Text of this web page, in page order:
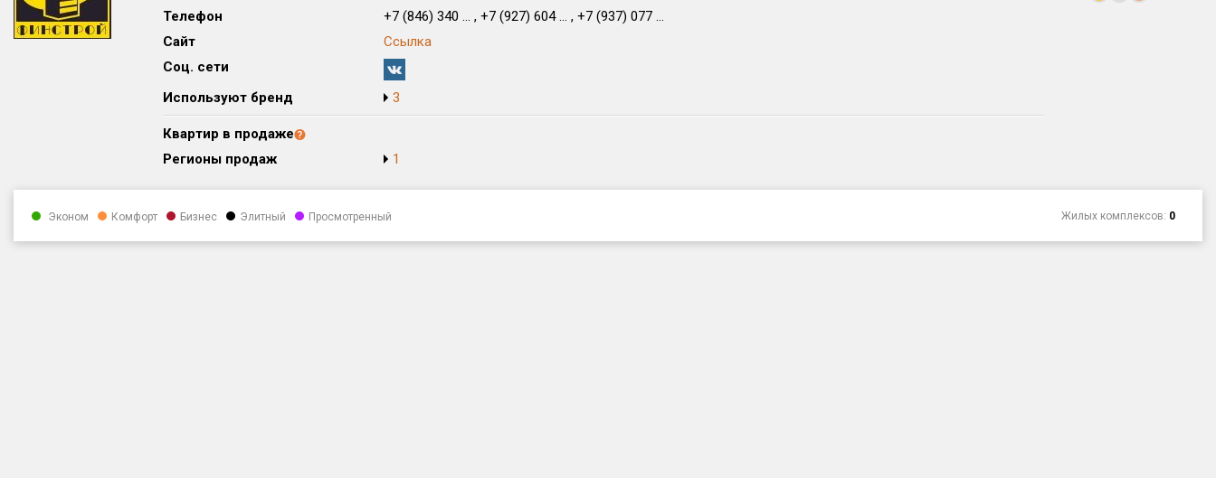
Телефон
+7 (846) 340 ... , +7 (927) 604 ... , +7 (937) 077 ...
Сайт
Ссылка
Соц. сети
Используют бренд
3
Квартир в продаже
Регионы продаж
1
Эконом Комфорт Бизнес Элитный Просмотренный Жилых комплексов: 0